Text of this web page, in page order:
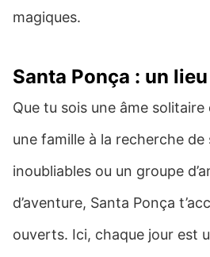
magiques.
Santa Ponça : un
Que tu sois une âme
une famille à la recherche de
inoubliables ou un groupe
d’aventure, Santa Ponça
ouverts. Ici, chaque jour est